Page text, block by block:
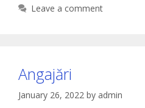
Leave a comment
Angajări
January 26, 2022 by admin